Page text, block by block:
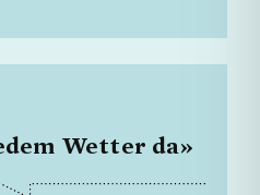
Wetter da»